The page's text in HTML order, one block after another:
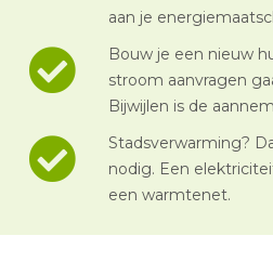
aan je
Bouw je een nieuw
stroom aanvragen
Bijwijlen is de
Stadsverwarming?
nodig. Een
een warmtenet.